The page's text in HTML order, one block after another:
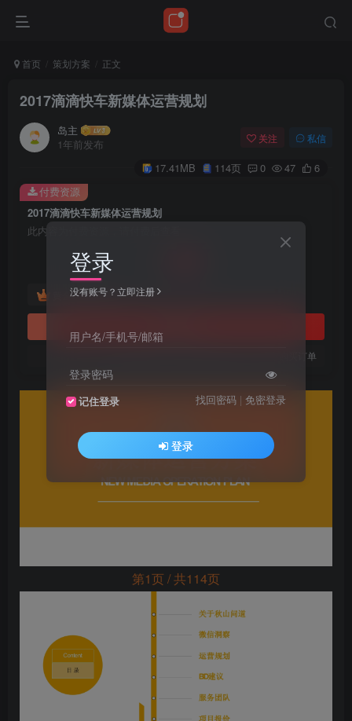
首页 策划方案 正文
2017滴滴快车新媒体运营规划
岛主
1年前发布
关注 私信
17.41MB 114页 0 47 6
2017滴滴快车新媒体运营规划
此内容为付费资源，请付费后查看
黄金会员免费
您当前未登录！建议登陆后购买，可保存购买订单
付费资源
第1页 / 共114页
登录
没有账号？立即注册
用户名/手机号/邮箱
登录密码
记住登录 找回密码 | 免密登录
登录